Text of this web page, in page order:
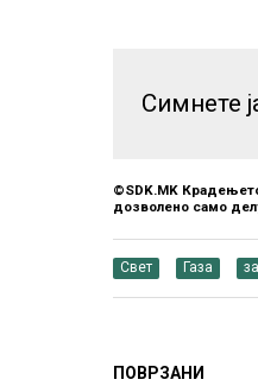
Симнете
©SDK.MK
дозволено само
Свет Газа
ПОВРЗАНИ